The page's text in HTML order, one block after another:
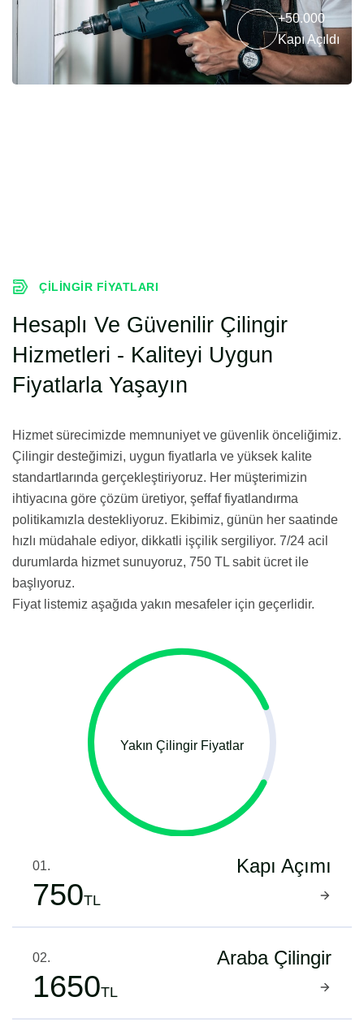
+50.000
Kapı Açıldı
ÇILINGIR FIYATLARI
Hesaplı Ve Güvenilir Çilingir
Hizmetleri - Kaliteyi Uygun
Fiyatlarla Yaşayın
Hizmet sürecimizde memnuniyet ve güvenlik önceliğimiz.
Çilingir desteğimizi, uygun fiyatlarla ve yüksek kalite
standartlarında gerçekleştiriyoruz. Her müşterimizin
ihtiyacına göre çözüm üretiyor, şeffaf fiyatlandırma
politikamızla destekliyoruz. Ekibimiz, günün her saatinde
hızlı müdahale ediyor, dikkatli işçilik sergiliyor. 7/24 acil
durumlarda hizmet sunuyoruz, 750 TL sabit ücret ile
başlıyoruz.
Fiyat listemiz aşağıda yakın mesafeler için geçerlidir.
Yakın Çilingir Fiyatlar
01. Kapı Açımı
750TL
02. Araba Çilingir
1650TL